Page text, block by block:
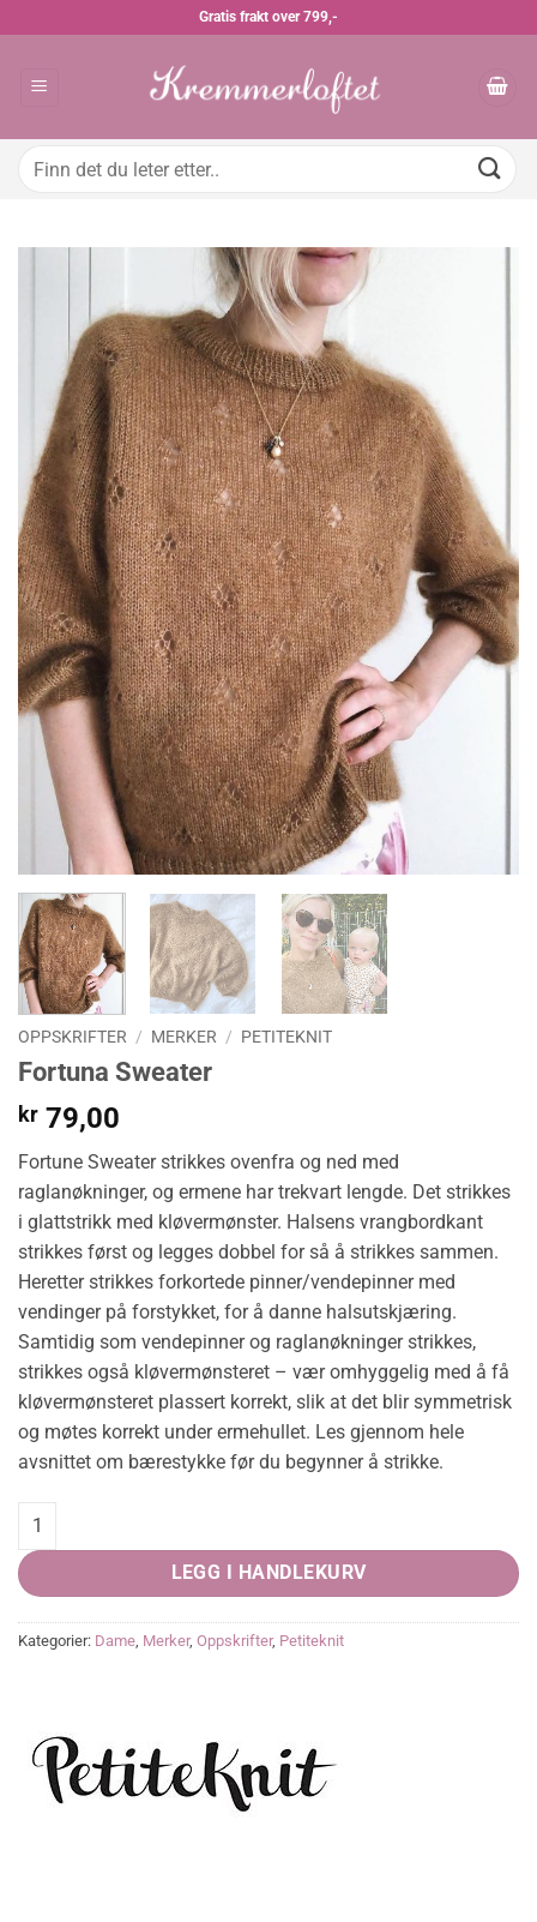
Gratis frakt over 799,-
Søk
OPPSKRIFTER / MERKER / PETITEKNIT
Fortuna Sweater
kr 79,00
Fortune Sweater strikkes ovenfra og ned med
raglanøkninger, og ermene har trekvart lengde. Det strikkes
i glattstrikk med kløvermønster. Halsens vrangbordkant
strikkes først og legges dobbel for så å strikkes sammen.
Heretter strikkes forkortede pinner/vendepinner med
vendinger på forstykket, for å danne halsutskjæring.
Samtidig som vendepinner og raglanøkninger strikkes,
strikkes også kløvermønsteret – vær omhyggelig med å få
kløvermønsteret plassert korrekt, slik at det blir symmetrisk
og møtes korrekt under ermehullet. Les gjennom hele
avsnittet om bærestykke før du begynner å strikke.
Fortuna Sweater quantity
LEGG I HANDLEKURV
Kategorier: Dame Merker, Oppskrifter, Petiteknit